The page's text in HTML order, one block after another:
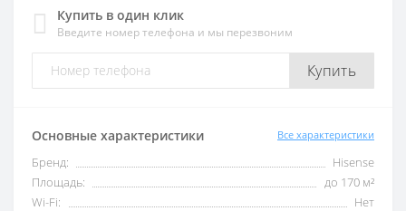
Купить в один клик
Введите номер телефона и мы перезвоним
Купить
Основные характеристики Все характеристики
Бренд:
Hisense
Площадь:
до 170 м²
Wi-Fi:
Нет